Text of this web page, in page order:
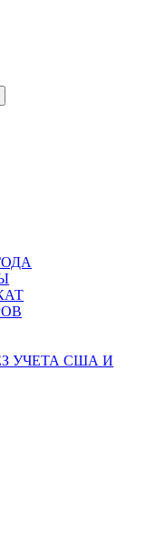
УЧЕТА США И